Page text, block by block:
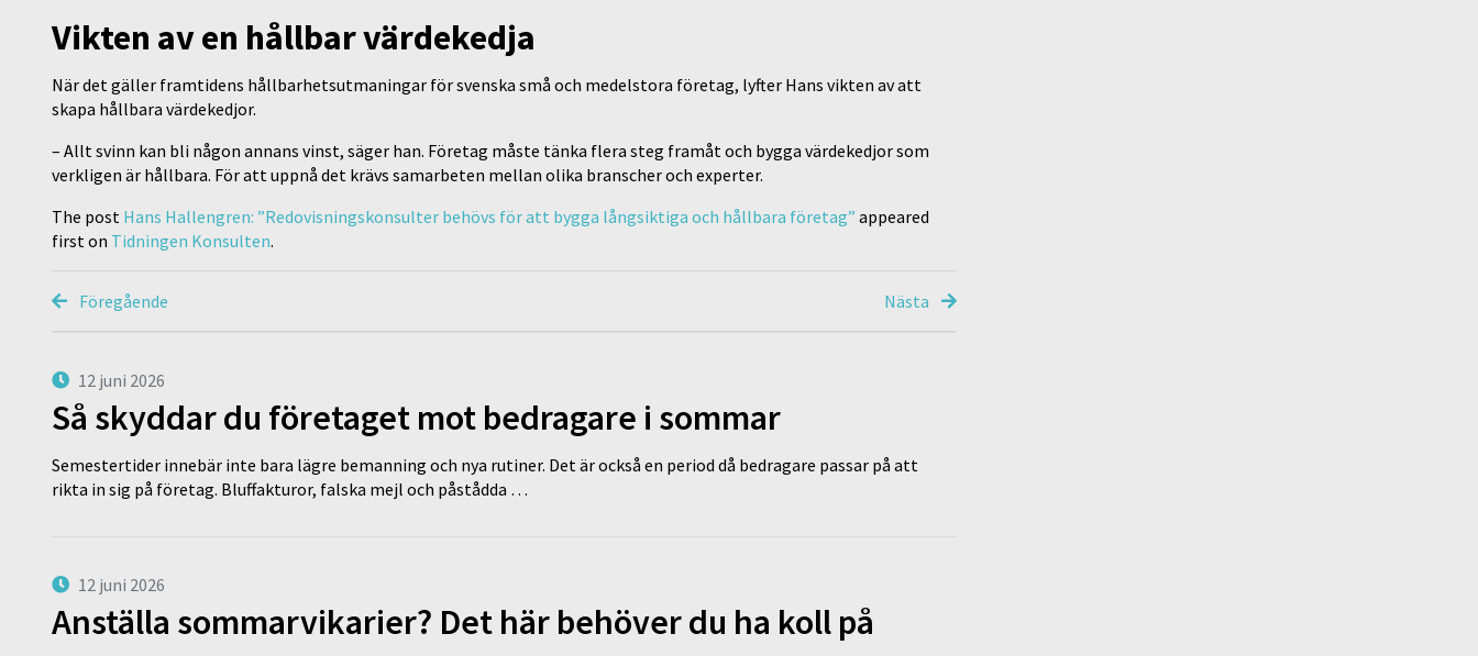
Vikten av en hållbar värdekedja
När det gäller framtidens hållbarhetsutmaningar för svenska små och medelstora företag, lyfter Hans vikten av att
skapa hållbara värdekedjor.
– Allt svinn kan bli någon annans vinst, säger han. Företag måste tänka flera steg framåt och bygga värdekedjor som
verkligen är hållbara. För att uppnå det krävs samarbeten mellan olika branscher och experter.
The post Hans Hallengren: ”Redovisningskonsulter behövs för att bygga långsiktiga och hållbara företag” appeared
first on Tidningen Konsulten.
Föregående Nästa
12 juni 2026
Så skyddar du företaget mot bedragare i sommar
Semestertider innebär inte bara lägre bemanning och nya rutiner. Det är också en period då bedragare passar på att
rikta in sig på företag. Bluffakturor, falska mejl och påstådda …
12 juni 2026
Anställa sommarvikarier? Det här behöver du ha koll på